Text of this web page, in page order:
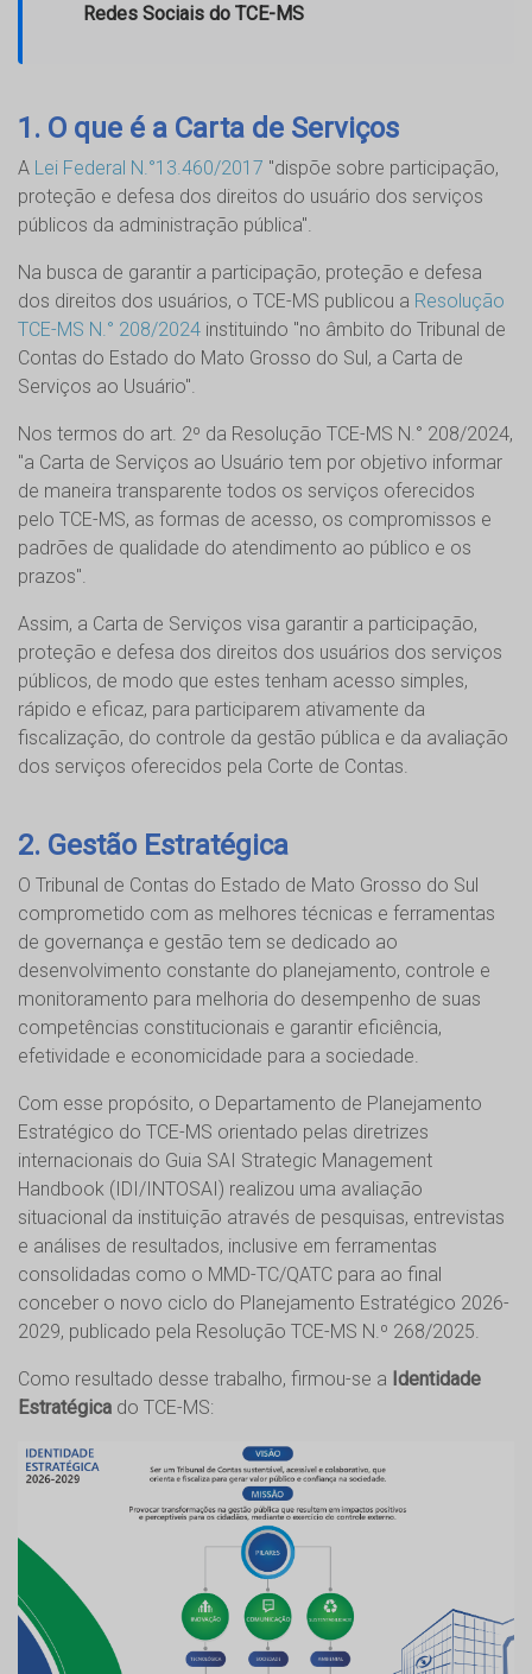
Redes Sociais do TCE-MS
1. O que é a Carta de Serviços
A Lei Federal N.°13.460/2017 "dispõe sobre participação,
proteção e defesa dos direitos do usuário dos serviços
públicos da administração pública".
Na busca de garantir a participação, proteção e defesa
dos direitos dos usuários, o TCE-MS publicou a Resolução
TCE-MS N.° 208/2024 instituindo "no âmbito do Tribunal de
Contas do Estado do Mato Grosso do Sul, a Carta de
Serviços ao Usuário".
Nos termos do art. 2º da Resolução TCE-MS N.° 208/2024,
"a Carta de Serviços ao Usuário tem por objetivo informar
de maneira transparente todos os serviços oferecidos
pelo TCE-MS, as formas de acesso, os compromissos e
padrões de qualidade do atendimento ao público e os
prazos".
Assim, a Carta de Serviços visa garantir a participação,
proteção e defesa dos direitos dos usuários dos serviços
públicos, de modo que estes tenham acesso simples,
rápido e eficaz, para participarem ativamente da
fiscalização, do controle da gestão pública e da avaliação
dos serviços oferecidos pela Corte de Contas.
2. Gestão Estratégica
O Tribunal de Contas do Estado de Mato Grosso do Sul
comprometido com as melhores técnicas e ferramentas
de governança e gestão tem se dedicado ao
desenvolvimento constante do planejamento, controle e
monitoramento para melhoria do desempenho de suas
competências constitucionais e garantir eficiência,
efetividade e economicidade para a sociedade.
Com esse propósito, o Departamento de Planejamento
Estratégico do TCE-MS orientado pelas diretrizes
internacionais do Guia SAI Strategic Management
Handbook (IDI/INTOSAI) realizou uma avaliação
situacional da instituição através de pesquisas, entrevistas
e análises de resultados, inclusive em ferramentas
consolidadas como o MMD-TC/QATC para ao final
conceber o novo ciclo do Planejamento Estratégico 2026-
2029, publicado pela Resolução TCE-MS N.º 268/2025.
Como resultado desse trabalho, firmou-se a Identidade
Estratégica do TCE-MS: